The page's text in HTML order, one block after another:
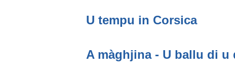
U tempu in Corsica
A màghjina - U ballu di u